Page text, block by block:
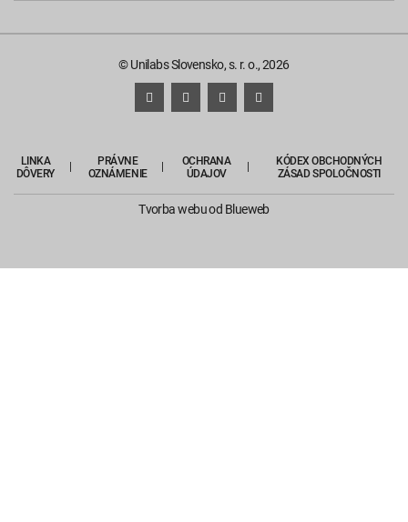
© Unilabs Slovensko, s. r. o., 2026
LINKA
DÔVERY
PRÁVNE
OZNÁMENIE
OCHRANA
ÚDAJOV
KÓDEX OBCHODNÝCH
ZÁSAD SPOLOČNOSTI
Tvorba webuod Blueweb